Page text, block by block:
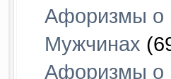
Афоризмы о
Мужчинах
Афоризмы о